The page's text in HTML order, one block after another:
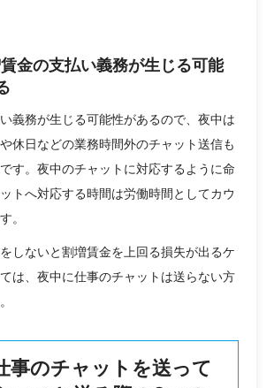
金の支払い義務が生じる可能
義務が生じる可能性があるので、夜中は
休日などの業務時間外のチャット送信も
す。夜中のチャットに対応するように命
トへ対応する時間は労働時間としてカウ
。
しないと割増賃金を上回る損失が出るケ
は、夜中に仕事のチャットは送らない方
事のチャットを送って